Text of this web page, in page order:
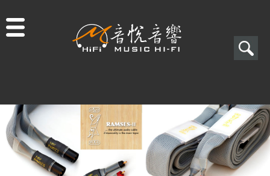
搜
表
單
搜
尋
商品一覽
二手專區